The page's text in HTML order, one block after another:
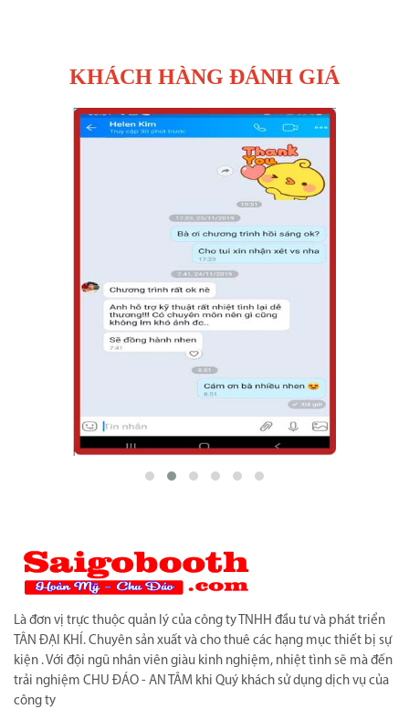
KHÁCH HÀNG ĐÁNH GIÁ
Là đơn vị trực thuộc quản lý của công ty TNHH đầu tư và phát triển
TÂN ĐẠI KHÍ. Chuyên sản xuất và cho thuê các hạng mục thiết bị sự
kiện . Với đội ngũ nhân viên giàu kinh nghiệm, nhiệt tình sẽ mà đến
trải nghiệm CHU ĐÁO - AN TÂM khi Quý khách sử dụng dịch vụ của
công ty